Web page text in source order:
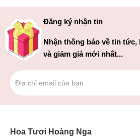
Đăng ký nhận tin
Nhận thông báo về tin tức,
và giảm giá mới nhất...
Hoa Tươi Hoàng Nga